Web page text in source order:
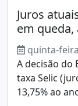
Juros
em
quinta-
A decisão do
taxa Selic
13,75% ao